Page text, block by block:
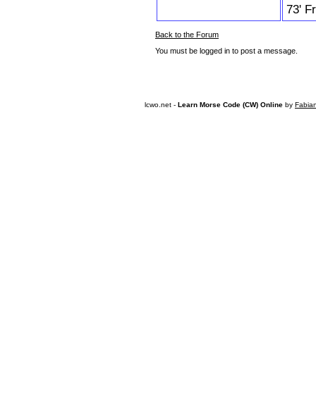
73'
Back to the Forum
You must be logged in to post a message.
lcwo.net - Learn Morse Code (CW) Online by